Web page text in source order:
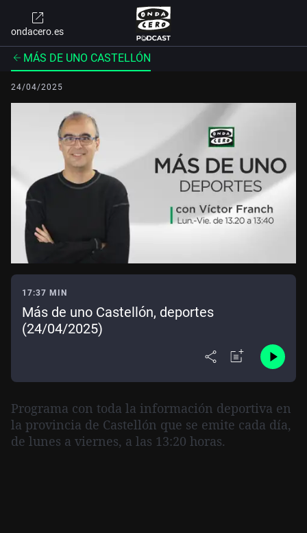
ondacero.es
MÁS DE UNO CASTELLÓN
24/04/2025
17:37 MIN
Más de uno Castellón, deportes
(24/04/2025)
Programa con toda la información deportiva en
la provincia de Castellón que se emite cada día,
de lunes a viernes, a las 13:20 horas.